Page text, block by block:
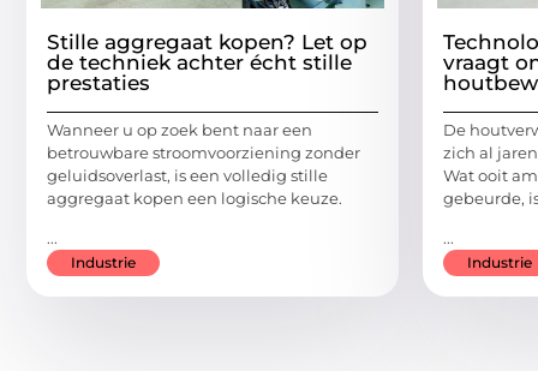
Stille aggregaat kopen? Let op
de techniek achter écht stille
prestaties
Wanneer u op zoek bent naar een
betrouwbare stroomvoorziening zonder
geluidsoverlast, is een volledig stille
aggregaat kopen een logische keuze.
...
Industrie
vraagt
De
zich al
Wat ooit
gebeurde,
...
Industrie